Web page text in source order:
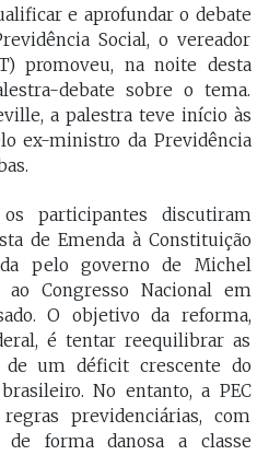
e aprofundar o debate
Social, o vereador
promoveu, na noite desta
debate sobre o tema.
a palestra teve início às
ex-ministro da Previdência
participantes discutiram
de Emenda à Constituição
pelo governo de Michel
Congresso Nacional em
O objetivo da reforma,
é tentar reequilibrar as
de um déficit crescente do
No entanto, a PEC
previdenciárias, com
de forma danosa a classe